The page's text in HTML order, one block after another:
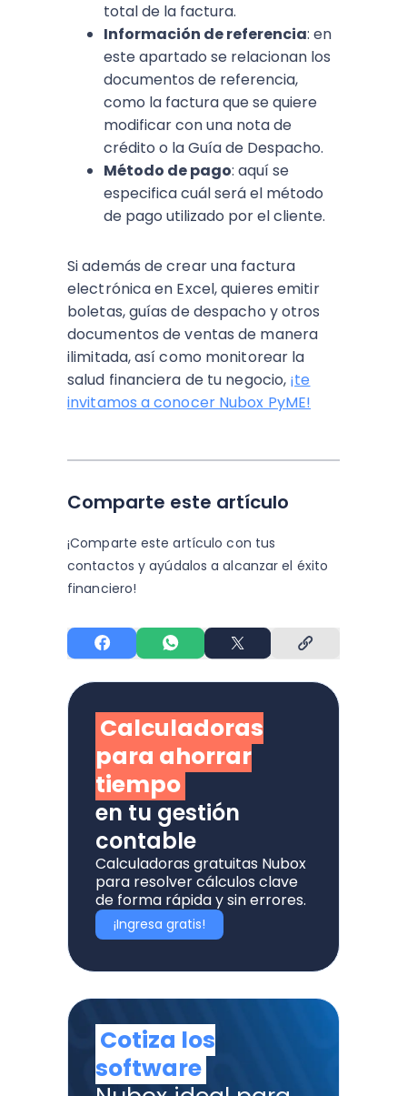
total de la factura.
Información de referencia: en
este apartado se relacionan los
documentos de referencia,
como la factura que se quiere
modificar con una nota de
crédito o la Guía de Despacho.
Método de pago: aquí se
especifica cuál será el método
de pago utilizado por el cliente.
Si además de crear una factura
electrónica en Excel, quieres emitir
boletas, guías de despacho y otros
documentos de ventas de manera
ilimitada, así como monitorear la
salud financiera de tu negocio, ¡te
invitamos a conocer Nubox PyME!
Comparte este artículo
¡Comparte este artículo con tus
contactos y ayúdalos a alcanzar el éxito
financiero!
Calculadoras
para ahorrar
tiempo
en tu gestión
contable
Calculadoras gratuitas Nubox
para resolver cálculos clave
de forma rápida y sin errores.
¡Ingresa gratis!
Cotiza los
software